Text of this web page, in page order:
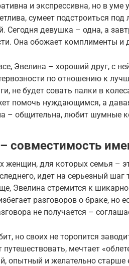
и экспрессивна, но в уме
сумеет подстроиться
Сегодня девушка – одна, а
Она обожает комплименты и
Эвелина – хороший друг, с
по отношению к
не будет совать палки в
помочь нуждающимся, а
– общительна, любит шумные
совместимость
женщин, для которых семья –
идет на серьезный шаг
Эвелина стремится к
разговоров о браке, но
не получается –
но своих не торопится
путешествовать, мечтает
опытный и желательно старше